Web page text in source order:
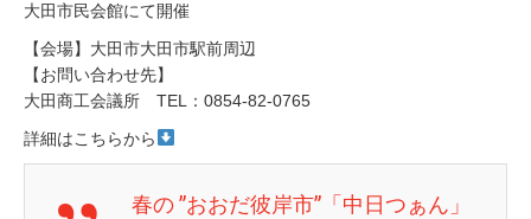
大田市民会館にて開催
【会場】大田市大田市駅前周辺
【お問い合わせ先】
大田商工会議所 TEL：0854-82-0765
詳細はこちらから
春の ”おおだ彼岸市”「中日つぁん」